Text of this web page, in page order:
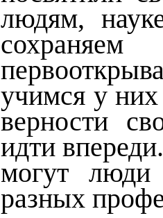
людям,
учимся у них
верности
идти
могут люди
разных